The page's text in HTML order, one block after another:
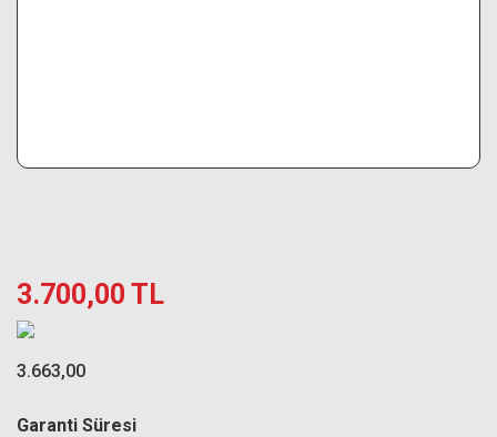
3.700,00 TL
3.663,00
Garanti Süresi